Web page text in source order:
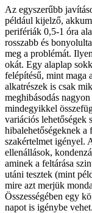
Az egyszerűbb
például kijelző,
perifériák 0,5-1 óra
rosszabb és
meg a problémát.
okát. Egy alaplap
felépítésű, mint maga
alkatrészek is csak
meghibásodás
mindegyikkel
variációs lehetőségek
hibalehetőségeknek a
szakértelmet igényel.
ellenállások,
aminek a feltárása
utáni tesztek (mint
mire azt merjük
Összességében egy
napot is igénybe vehet.